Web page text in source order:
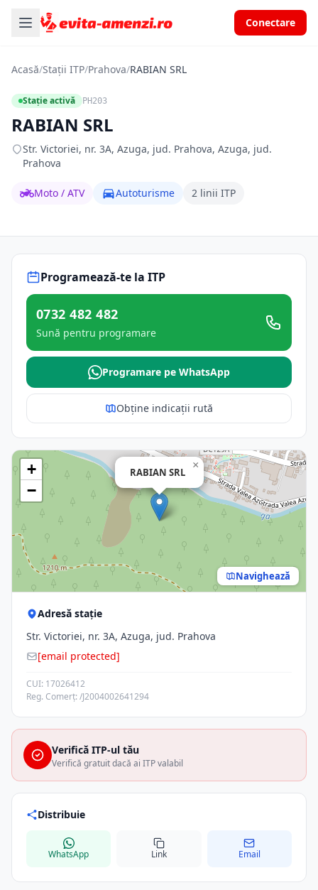
Conectare
Acasă/Stații ITP/Prahova/RABIAN SRL
Stație activă PH203
RABIAN SRL
Str. Victoriei, nr. 3A, Azuga, jud. Prahova, Azuga, jud.
Prahova
Moto / ATV Autoturisme 2 linii ITP
Programează-te la ITP
0732 482 482
Sună pentru programare
Programare pe WhatsApp
Obține indicații rută
RABIAN SRL
×
+
−
Navighează
Adresă stație
Str. Victoriei, nr. 3A, Azuga, jud. Prahova
[email protected]
CUI: 17026412
Reg. Comerț: /J2004002641294
Verifică ITP-ul tău
Verifică gratuit dacă ai ITP valabil
Distribuie
WhatsApp Link Email